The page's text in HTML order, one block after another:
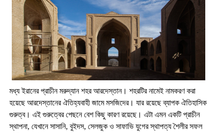
মধ্য ইরানের প্রাচীন মরুদ্যান শহর আরদেস্তান। শহরটির নামেই নামকরণ করা
হয়েছে আরদেস্তানের ঐতিহ্যবাহী জামে মসজিদের। যার রয়েছে ব্যাপক ঐতিহাসিক
গুরুত্ব। এই গুরুত্বের পেছনে বেশ কিছু কারণ রয়েছে। এটা এমন একটি প্রাচীন
স্থাপনা, যেখানে সাসানি, বুইদস, সেলজুক ও সাফাভি যুগের স্থাপত্য শৈলীর সফল